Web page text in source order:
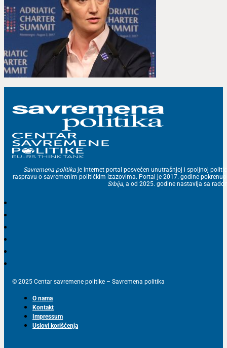
Savremena politika je internet portal posvećen unutrašnjoj i spoljnoj
raspravu o savremenim političkim izazovima. Portal je 2017. godine
Srbija, a od 2025. godine nastavlja sa
© 2025 Centar savremene politike – Savremena politika
O nama
Kontakt
Impressum
Uslovi korišćenja